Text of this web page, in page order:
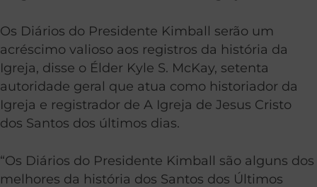
Os Diários do Presidente Kimball serão um
acréscimo valioso aos registros da história da
Igreja, disse o Élder Kyle S. McKay, setenta
autoridade geral que atua como historiador da
Igreja e registrador de A Igreja de Jesus Cristo
dos Santos dos últimos dias.
“Os Diários do Presidente Kimball são alguns dos
melhores da história dos Santos dos Últimos